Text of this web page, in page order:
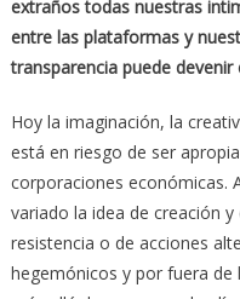
extraños todas nuestras
entre las plataformas y
transparencia puede
Hoy la imaginación, la
está en riesgo de ser
corporaciones económicas.
variado la idea de creación
resistencia o de acciones
hegemónicos y por fuera de